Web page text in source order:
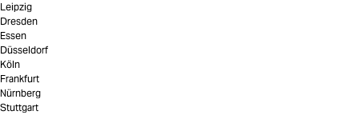
Leipzig
Dresden
Essen
Düsseldorf
Köln
Frankfurt
Nürnberg
Stuttgart